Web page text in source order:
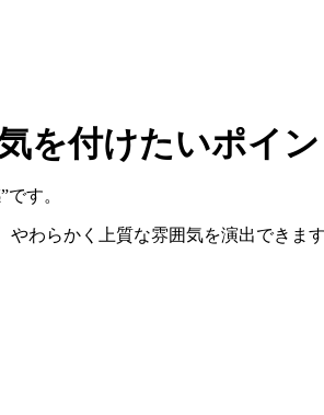
を付けたいポイン
”です。
わらかく上質な雰囲気を演出できます